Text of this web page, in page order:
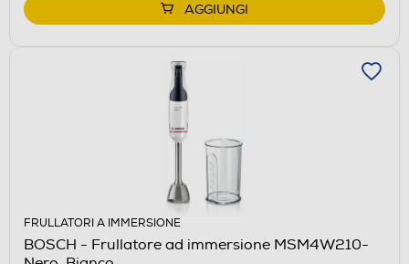
AGGIUNGI
FRULLATORI A IMMERSIONE
BOSCH - Frullatore ad immersione MSM4W210-